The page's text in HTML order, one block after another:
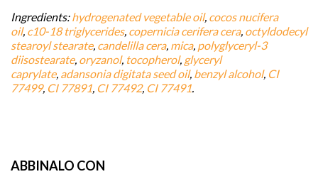
Ingredients: hydrogenated vegetable oil, cocos nucifera
oil, c10-18 triglycerides, copernicia cerifera cera, octyldodecyl
stearoyl stearate, candelilla cera, mica, polyglyceryl-3
diisostearate, oryzanol, tocopherol, glyceryl
caprylate, adansonia digitata seed oil, benzyl alcohol, CI
77499, CI 77891 CI 77492, CI 77491
ABBINALO CON